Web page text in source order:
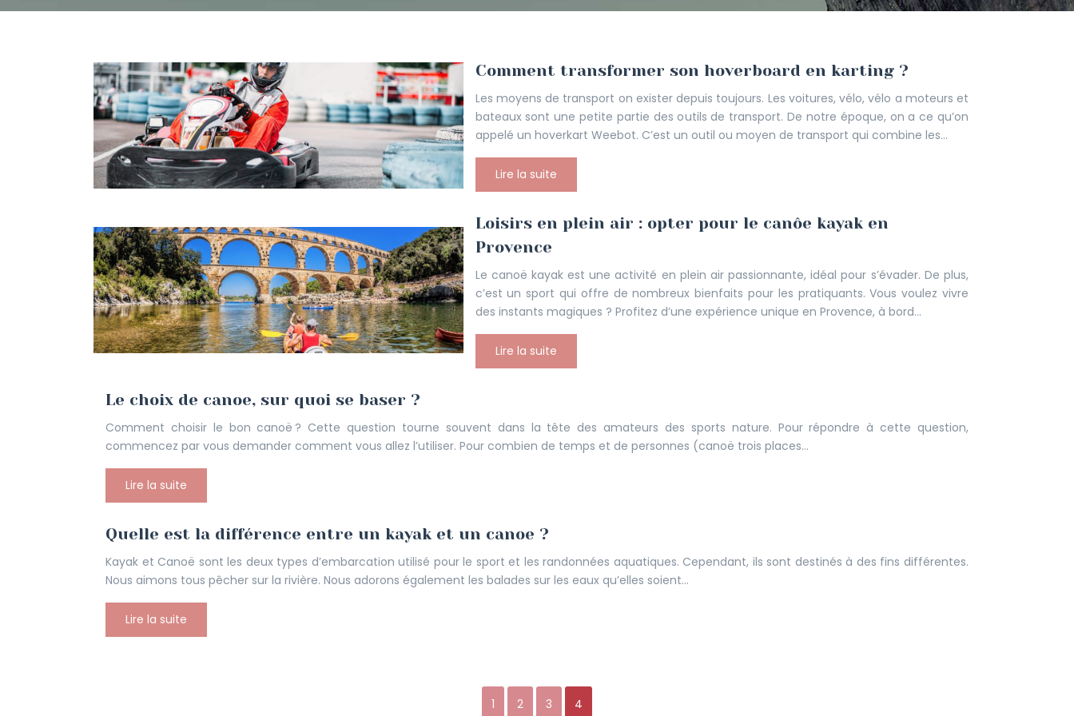
Comment transformer son hoverboard en karting ?
Les moyens de transport on exister depuis toujours. Les voitures, vélo, vélo a moteurs et
bateaux sont une petite partie des outils de transport. De notre époque, on a ce qu’on
appelé un hoverkart Weebot. C’est un outil ou moyen de transport qui combine les…
Lire la suite
Loisirs en plein air : opter pour le canôe kayak en
Provence
Le canoë kayak est une activité en plein air passionnante, idéal pour s’évader. De plus,
c’est un sport qui offre de nombreux bienfaits pour les pratiquants. Vous voulez vivre
des instants magiques ? Profitez d’une expérience unique en Provence, à bord…
Lire la suite
Le choix de canoe, sur quoi se baser ?
Comment choisir le bon canoë ? Cette question tourne souvent dans la tête des amateurs des sports nature. Pour répondre à cette question,
commencez par vous demander comment vous allez l’utiliser. Pour combien de temps et de personnes (canoë trois places…
Lire la suite
Quelle est la différence entre un kayak et un canoe ?
Kayak et Canoë sont les deux types d’embarcation utilisé pour le sport et les randonnées aquatiques. Cependant, ils sont destinés à des fins différentes.
Nous aimons tous pêcher sur la rivière. Nous adorons également les balades sur les eaux qu’elles soient…
Lire la suite
1 2 3 4